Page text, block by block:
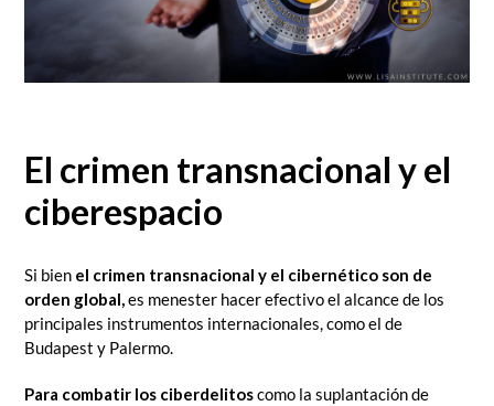
El crimen transnacional y el
ciberespacio
Si bien el crimen transnacional y el cibernético son de
orden global,es menester hacer efectivo el alcance de los
principales instrumentos internacionales, como el de
Budapest y Palermo.
Para combatir los ciberdelitoscomo la suplantación de